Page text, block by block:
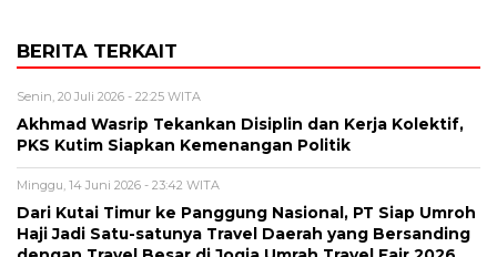
BERITA TERKAIT
Senin, 20 Juli 2026 - 22:25 WITA
Akhmad Wasrip Tekankan Disiplin dan Kerja Kolektif,
PKS Kutim Siapkan Kemenangan Politik
Minggu, 14 Juni 2026 - 23:42 WITA
Dari Kutai Timur ke Panggung Nasional, PT Siap Umroh
Haji Jadi Satu-satunya Travel Daerah yang Bersanding